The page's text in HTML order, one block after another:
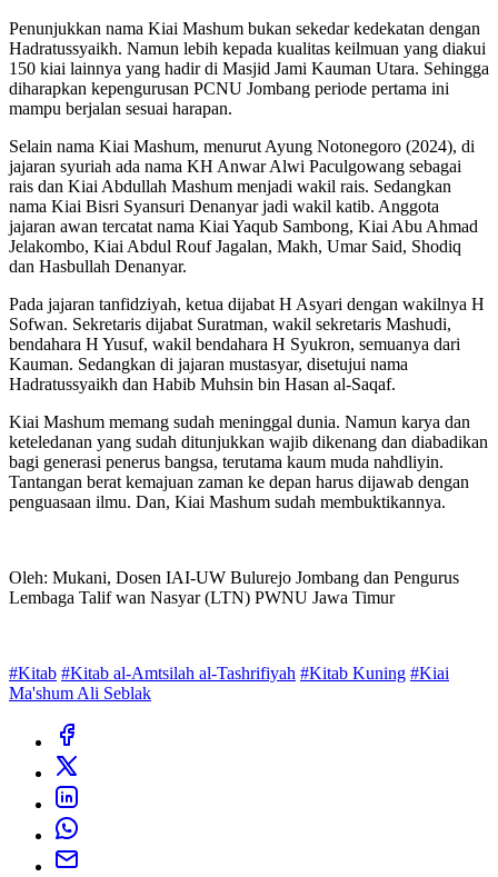
Penunjukkan nama Kiai Mashum bukan sekedar kedekatan dengan
Hadratussyaikh. Namun lebih kepada kualitas keilmuan yang diakui
150 kiai lainnya yang hadir di Masjid Jami Kauman Utara. Sehingga
diharapkan kepengurusan PCNU Jombang periode pertama ini
mampu berjalan sesuai harapan.
Selain nama Kiai Mashum, menurut Ayung Notonegoro (2024), di
jajaran syuriah ada nama KH Anwar Alwi Paculgowang sebagai
rais dan Kiai Abdullah Mashum menjadi wakil rais. Sedangkan
nama Kiai Bisri Syansuri Denanyar jadi wakil katib. Anggota
jajaran awan tercatat nama Kiai Yaqub Sambong, Kiai Abu Ahmad
Jelakombo, Kiai Abdul Rouf Jagalan, Makh, Umar Said, Shodiq
dan Hasbullah Denanyar.
Pada jajaran tanfidziyah, ketua dijabat H Asyari dengan wakilnya H
Sofwan. Sekretaris dijabat Suratman, wakil sekretaris Mashudi,
bendahara H Yusuf, wakil bendahara H Syukron, semuanya dari
Kauman. Sedangkan di jajaran mustasyar, disetujui nama
Hadratussyaikh dan Habib Muhsin bin Hasan al-Saqaf.
Kiai Mashum memang sudah meninggal dunia. Namun karya dan
keteledanan yang sudah ditunjukkan wajib dikenang dan diabadikan
bagi generasi penerus bangsa, terutama kaum muda nahdliyin.
Tantangan berat kemajuan zaman ke depan harus dijawab dengan
penguasaan ilmu. Dan, Kiai Mashum sudah membuktikannya.
Oleh: Mukani, Dosen IAI-UW Bulurejo Jombang dan Pengurus
Lembaga Talif wan Nasyar (LTN) PWNU Jawa Timur
#Kitab #Kitab al-Amtsilah al-Tashrifiyah #Kitab Kuning #Kiai
Ma'shum Ali Seblak